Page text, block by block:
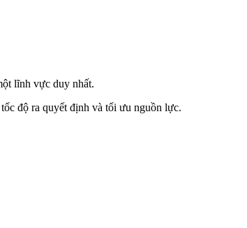
lĩnh vực duy nhất.
độ ra quyết định và tối ưu nguồn lực.